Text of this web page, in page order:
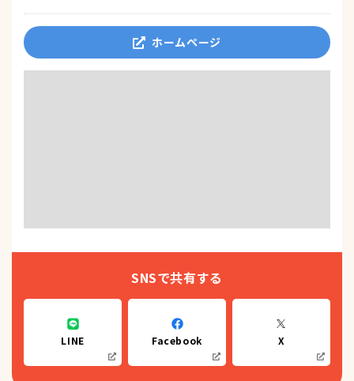
ホームページ
SNSで共有する
LINE Facebook X